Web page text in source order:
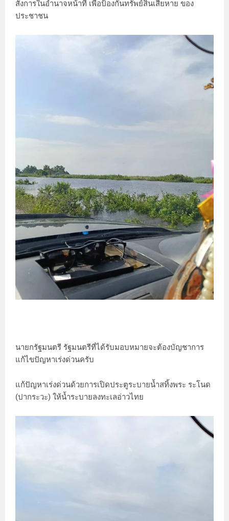
สั่งการในอำนาจหน้าที่ เพื่อป้องกันทรัพย์สินเสียหาย ของ
ประชาชน
นายกรัฐมนตรี รัฐมนตรีที่ได้รับมอบหมายจะต้องบัญชาการ
แก้ไขปัญหาเร่งด่วนครับ
แก้ปัญหาเร่งด่วนด้วยการเปิดประตูระบายน้ำสทิ้งพระ ระโนด
(ปากระวะ) ให้น้ำระบายลงทะเลอ่าวไทย